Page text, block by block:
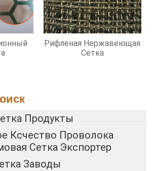
Рифленая Нержавеющая
Сетка
Продукты
Ксчество Проволока
Сетка Экспортер
Заводы